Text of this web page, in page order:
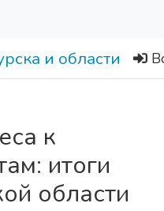
к
итоги
области